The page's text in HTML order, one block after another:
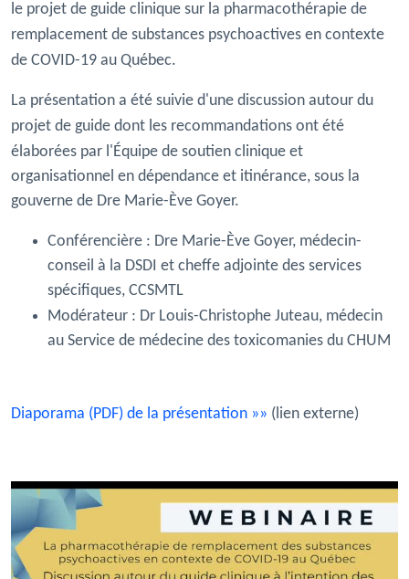
le projet de guide clinique sur la pharmacothérapie de
remplacement de substances psychoactives en contexte
de COVID-19 au Québec.
La présentation a été suivie d'une discussion autour du
projet de guide dont les recommandations ont été
élaborées par l'Équipe de soutien clinique et
organisationnel en dépendance et itinérance, sous la
gouverne de Dre Marie-Ève Goyer.
Conférencière : Dre Marie-Ève Goyer, médecin-
conseil à la DSDI et cheffe adjointe des services
spécifiques, CCSMTL
Modérateur : Dr Louis-Christophe Juteau, médecin
au Service de médecine des toxicomanies du CHUM
Diaporama (PDF) de la présentation »» (lien externe)